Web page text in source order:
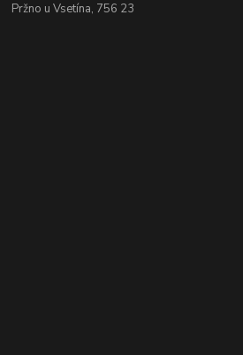
Pržno u Vsetína, 756 23